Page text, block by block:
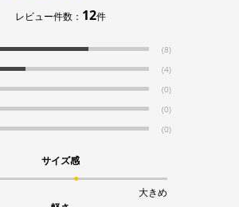
レビュー件数： 12件
(8)
(4)
(0)
(0)
(0)
サイズ感
大きめ